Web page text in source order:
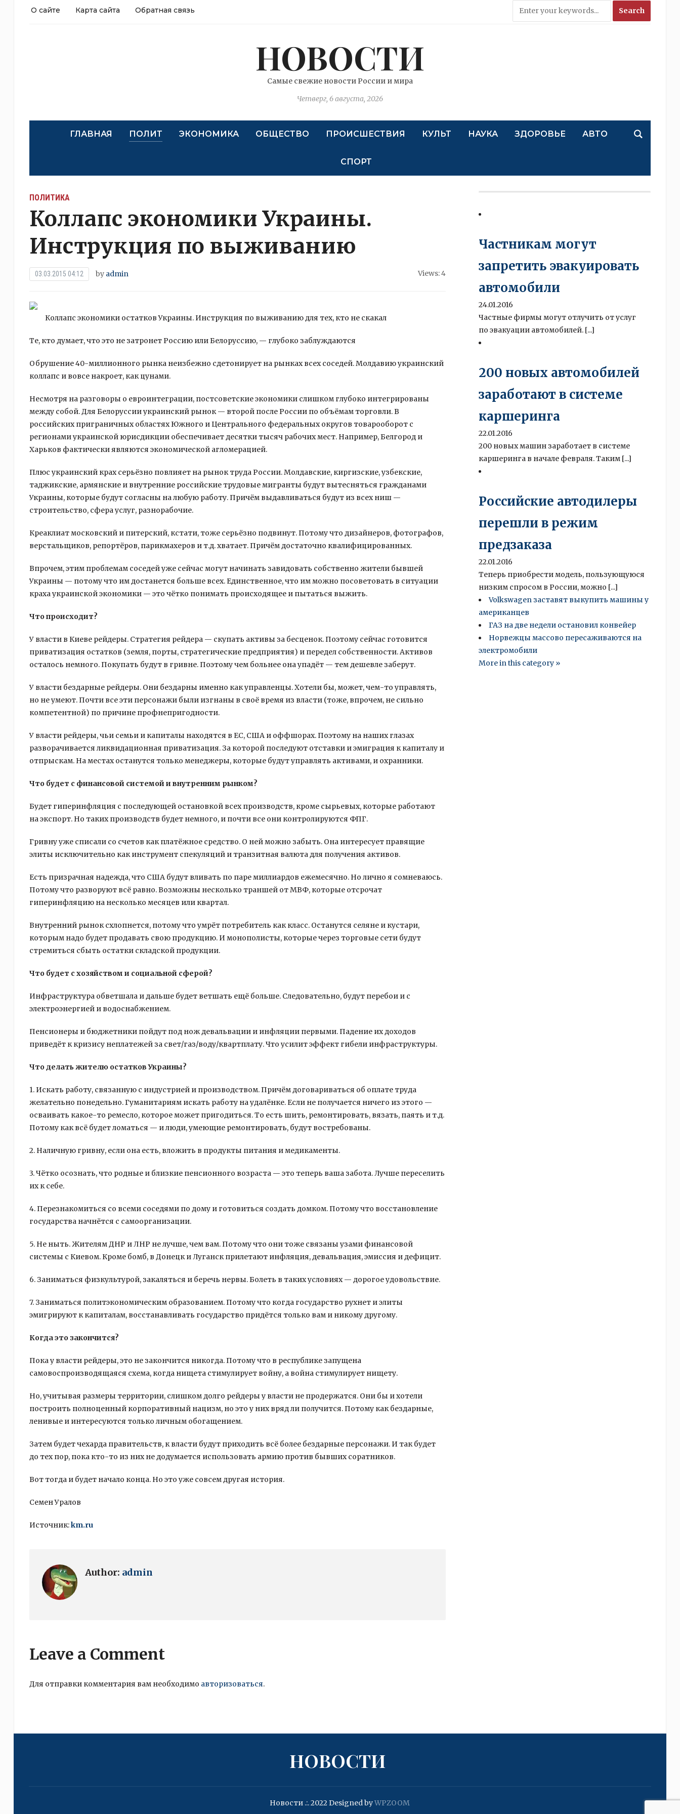
О сайте Карта сайта Обратная связь
НОВОСТИ
Самые свежие новости России и мира
Четверг, 6 августа, 2026
ГЛАВНАЯ ПОЛИТ ЭКОНОМИКА ОБЩЕСТВО ПРОИСШЕСТВИЯ КУЛЬТ НАУКА ЗДОРОВЬЕ АВТО
СПОРТ
ПОЛИТИКА
Коллапс экономики Украины.
Инструкция по выживанию
03.03.2015 04:12 by admin Views: 4
Коллапс экономики остатков Украины. Инструкция по выживанию для тех, кто не скакал
Те, кто думает, что это не затронет Россию или Белоруссию, — глубоко заблуждаются
Обрушение 40-миллионного рынка неизбежно сдетонирует на рынках всех соседей. Молдавию украинский
коллапс и вовсе накроет, как цунами.
Несмотря на разговоры о евроинтеграции, постсоветские экономики слишком глубоко интегрированы
между собой. Для Белоруссии украинский рынок — второй после России по объёмам торговли. В
российских приграничных областях Южного и Центрального федеральных округов товарооборот с
регионами украинской юрисдикции обеспечивает десятки тысяч рабочих мест. Например, Белгород и
Харьков фактически являются экономической агломерацией.
Плюс украинский крах серьёзно повлияет на рынок труда России. Молдавские, киргизские, узбекские,
таджикские, армянские и внутренние российские трудовые мигранты будут вытесняться гражданами
Украины, которые будут согласны на любую работу. Причём выдавливаться будут из всех ниш —
строительство, сфера услуг, разнорабочие.
Креаклиат московский и питерский, кстати, тоже серьёзно подвинут. Потому что дизайнеров, фотографов,
верстальщиков, репортёров, парикмахеров и т.д. хватает. Причём достаточно квалифицированных.
Впрочем, этим проблемам соседей уже сейчас могут начинать завидовать собственно жители бывшей
Украины — потому что им достанется больше всех. Единственное, что им можно посоветовать в ситуации
краха украинской экономики — это чётко понимать происходящее и пытаться выжить.
Что происходит?
У власти в Киеве рейдеры. Стратегия рейдера — скупать активы за бесценок. Поэтому сейчас готовится
приватизация остатков (земля, порты, стратегические предприятия) и передел собственности. Активов
осталось немного. Покупать будут в гривне. Поэтому чем больнее она упадёт — тем дешевле заберут.
У власти бездарные рейдеры. Они бездарны именно как управленцы. Хотели бы, может, чем-то управлять,
но не умеют. Почти все эти персонажи были изгнаны в своё время из власти (тоже, впрочем, не сильно
компетентной) по причине профнепригодности.
У власти рейдеры, чьи семьи и капиталы находятся в ЕС, США и оффшорах. Поэтому на наших глазах
разворачивается ликвидационная приватизация. За которой последуют отставки и эмиграция к капиталу и
отпрыскам. На местах останутся только менеджеры, которые будут управлять активами, и охранники.
Что будет с финансовой системой и внутренним рынком?
Будет гиперинфляция с последующей остановкой всех производств, кроме сырьевых, которые работают
на экспорт. Но таких производств будет немного, и почти все они контролируются ФПГ.
Гривну уже списали со счетов как платёжное средство. О ней можно забыть. Она интересует правящие
элиты исключительно как инструмент спекуляций и транзитная валюта для получения активов.
Есть призрачная надежда, что США будут вливать по паре миллиардов ежемесячно. Но лично я сомневаюсь.
Потому что разворуют всё равно. Возможны несколько траншей от МВФ, которые отсрочат
гиперинфляцию на несколько месяцев или квартал.
Внутренний рынок схлопнется, потому что умрёт потребитель как класс. Останутся селяне и кустари,
которым надо будет продавать свою продукцию. И монополисты, которые через торговые сети будут
стремиться сбыть остатки складской продукции.
Что будет с хозяйством и социальной сферой?
Инфраструктура обветшала и дальше будет ветшать ещё больше. Следовательно, будут перебои и с
электроэнергией и водоснабжением.
Пенсионеры и бюджетники пойдут под нож девальвации и инфляции первыми. Падение их доходов
приведёт к кризису неплатежей за свет/газ/воду/квартплату. Что усилит эффект гибели инфраструктуры.
Что делать жителю остатков Украины?
1. Искать работу, связанную с индустрией и производством. Причём договариваться об оплате труда
желательно понедельно. Гуманитариям искать работу на удалёнке. Если не получается ничего из этого —
осваивать какое-то ремесло, которое может пригодиться. То есть шить, ремонтировать, вязать, паять и т.д.
Потому как всё будет ломаться — и люди, умеющие ремонтировать, будут востребованы.
2. Наличную гривну, если она есть, вложить в продукты питания и медикаменты.
3. Чётко осознать, что родные и близкие пенсионного возраста — это теперь ваша забота. Лучше переселить
их к себе.
4. Перезнакомиться со всеми соседями по дому и готовиться создать домком. Потому что восстановление
государства начнётся с самоорганизации.
5. Не ныть. Жителям ДНР и ЛНР не лучше, чем вам. Потому что они тоже связаны узами финансовой
системы с Киевом. Кроме бомб, в Донецк и Луганск прилетают инфляция, девальвация, эмиссия и дефицит.
6. Заниматься физкультурой, закаляться и беречь нервы. Болеть в таких условиях — дорогое удовольствие.
7. Заниматься политэкономическим образованием. Потому что когда государство рухнет и элиты
эмигрируют к капиталам, восстанавливать государство придётся только вам и никому другому.
Когда это закончится?
Пока у власти рейдеры, это не закончится никогда. Потому что в республике запущена
самовоспроизводящаяся схема, когда нищета стимулирует войну, а война стимулирует нищету.
Но, учитывая размеры территории, слишком долго рейдеры у власти не продержатся. Они бы и хотели
построить полноценный корпоративный нацизм, но это у них вряд ли получится. Потому как бездарные,
ленивые и интересуются только личным обогащением.
Затем будет чехарда правительств, к власти будут приходить всё более бездарные персонажи. И так будет
до тех пор, пока кто-то из них не додумается использовать армию против бывших соратников.
Вот тогда и будет начало конца. Но это уже совсем другая история.
Семен Уралов
Источник:km.ru
Author: admin
Leave a Comment
Для отправки комментария вам необходимо авторизоваться.
Частникам могут
запретить эвакуировать
автомобили
24.01.2016
Частные фирмы могут отлучить от услуг
по эвакуации автомобилей. [...]
200 новых автомобилей
заработают в системе
каршеринга
22.01.2016
200 новых машин заработает в системе
каршеринга в начале февраля. Таким [...]
Российские автодилеры
перешли в режим
предзаказа
22.01.2016
Теперь приобрести модель, пользующуюся
низким спросом в России, можно [...]
Volkswagen заставят выкупить машины у
американцев
ГАЗ на две недели остановил конвейер
Норвежцы массово пересаживаются на
электромобили
More in this category »
НОВОСТИ
Новости .:. 2022Designed byWPZOOM